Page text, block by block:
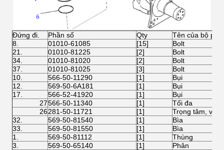
Đứng đi. Phần số Qty
Tên của bộ
8.
01010-61085 [15]
Bolt
21.
01010-81225 [2]
Bolt
34.
01010-81020 [2]
Bolt
37.
01010-81025 [3]
Bolt
10.
566-50-11290 [1]
Bụi
12.
569-50-6A181 [1]
Bụi
17.
566-52-41920 [1]
Bụi
27566-50-11340 [1]
Tối đa
26281-50-11721 [1]
Trọng tâm, van
32.
569-50-81540 [1]
Bìa
33.
569-50-81550 [1]
Bìa
1.
569-50-81112 [1]
Thùng
3.
569-50-65140 [1]
Phân